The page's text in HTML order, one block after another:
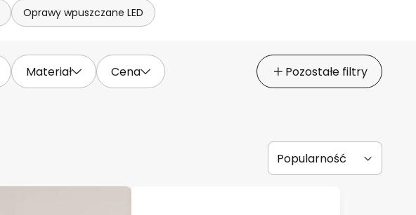
Oprawy wpuszczane LED
Materiał Cena Pozostałe filtry